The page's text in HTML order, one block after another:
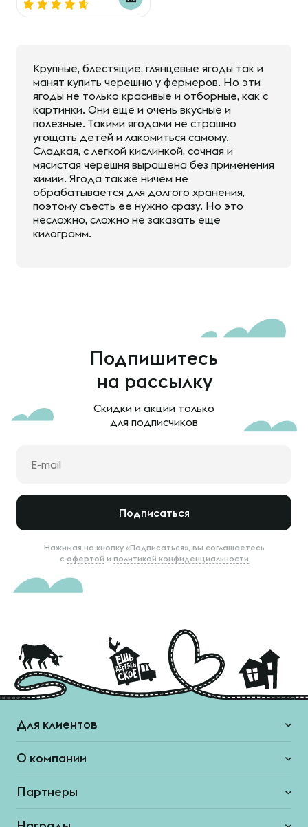
Крупные, блестящие, глянцевые ягоды так и
манят купить черешню у фермеров. Но эти
ягоды не только красивые и отборные, как с
картинки. Они еще и очень вкусные и
полезные. Такими ягодами не страшно
угощать детей и лакомиться самому.
Сладкая, с легкой кислинкой, сочная и
мясистая черешня выращена без применения
химии. Ягода также ничем не
обрабатывается для долгого хранения,
поэтому съесть ее нужно сразу. Но это
несложно, сложно не заказать еще
килограмм.
Подпишитесь
на рассылку
Скидки и акции только
для подписчиков
Подписаться
Нажимая на кнопку «Подписаться», вы соглашаетесь
с офертой и политикой конфиденциальности
Для клиентов
О компании
Партнеры